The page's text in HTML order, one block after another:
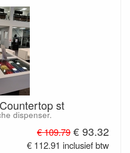
st
dispenser.
€ 109.79 € 93.32
€ 112.91 inclusief btw